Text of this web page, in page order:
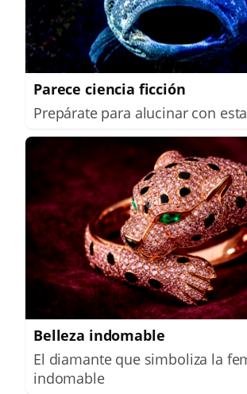
Parece ciencia ficción
Prepárate para alucinar con
Belleza indomable
El diamante que simboliza la
indomable